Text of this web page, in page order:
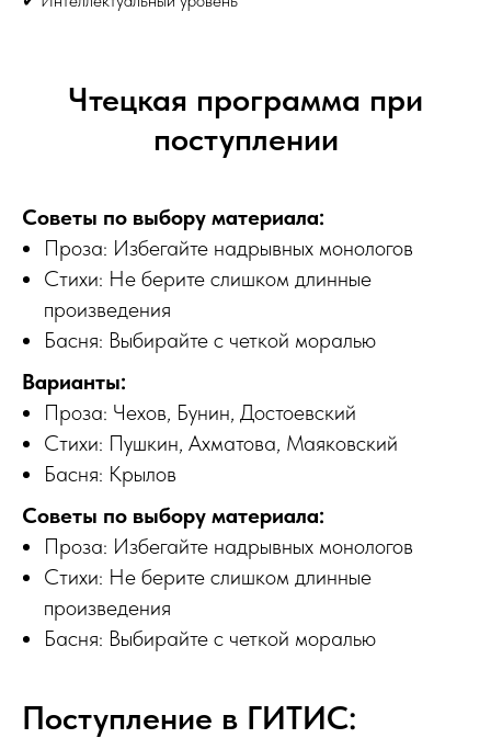
Чтецкая программа при
поступлении
Советы по выбору материала:
Проза: Избегайте надрывных монологов
Стихи: Не берите слишком длинные
произведения
Басня: Выбирайте с четкой моралью
Варианты:
Проза: Чехов, Бунин, Достоевский
Стихи: Пушкин, Ахматова, Маяковский
Басня: Крылов
Советы по выбору материала:
Проза: Избегайте надрывных монологов
Стихи: Не берите слишком длинные
произведения
Басня: Выбирайте с четкой моралью
Поступление в ГИТИС: